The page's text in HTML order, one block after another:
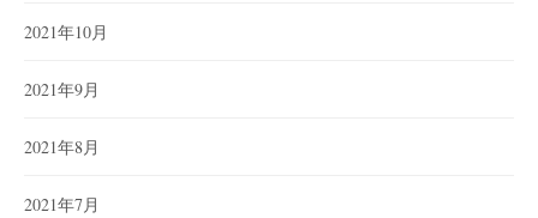
2021年10月
2021年9月
2021年8月
2021年7月